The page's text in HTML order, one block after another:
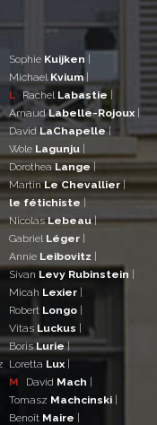
Sophie Kuijken |
Michael Kvium|
L Rachel Labastie |
ArnaudLabelle-Rojoux |
DavidLaChapelle|
Wole Lagunju |
DorotheaLange|
MartinLe Chevallier|
le fétichiste |
NicolasLebeau|
Gabriel Léger |
Annie Leibovitz |
Sivan Levy Rubinstein |
Micah Lexier |
Robert Longo |
Vitas Luckus |
BorisLurie|
Loretta Lux |
M
David Mach |
Tomasz Machcinski |
Benoît Maire |